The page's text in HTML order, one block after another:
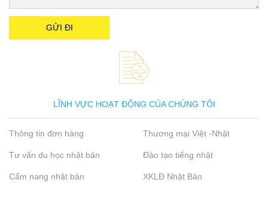
LĨNH VỰC HOẠT ĐỘNG CỦA CHÚNG TÔI
Thông tin đơn hàng Thương mại Việt -Nhật
Tư vấn du học nhật bản Đào tạo tiếng nhật
Cẩm nang nhật bản XKLĐ Nhật Bản